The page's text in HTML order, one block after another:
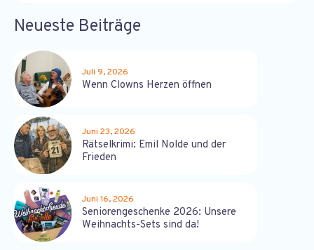
Neueste Beiträge
Juli 9, 2026
Wenn Clowns Herzen öffnen
Juni 23, 2026
Rätselkrimi: Emil Nolde und der
Frieden
Juni 16, 2026
Seniorengeschenke 2026: Unsere
Weihnachts-Sets sind da!